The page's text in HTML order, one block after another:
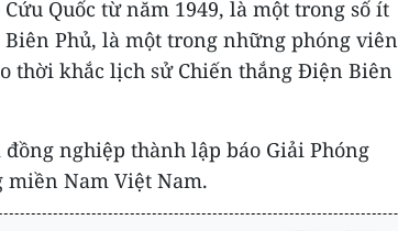
Quốc từ năm 1949, là một trong số ít
Phủ, là một trong những phóng viên
thời khắc lịch sử Chiến thắng Điện Biên
nghiệp thành lập báo Giải Phóng
miền Nam Việt Nam.